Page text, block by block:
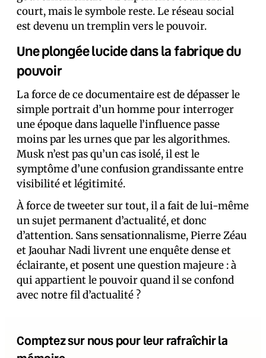
court, mais le symbole reste. Le réseau social
est devenu un tremplin vers le pouvoir.
Une plongée lucide dans la fabrique du
pouvoir
La force de ce documentaire est de dépasser le
simple portrait d’un homme pour interroger
une époque dans laquelle l’influence passe
moins par les urnes que par les algorithmes.
Musk n’est pas qu’un cas isolé, il est le
symptôme d’une confusion grandissante entre
visibilité et légitimité.
À force de tweeter sur tout, il a fait de lui-même
un sujet permanent d’actualité, et donc
d’attention. Sans sensationnalisme, Pierre Zéau
et Jaouhar Nadi livrent une enquête dense et
éclairante, et posent une question majeure : à
qui appartient le pouvoir quand il se confond
avec notre fil d’actualité ?
Comptez sur nous pour leur rafraîchir la